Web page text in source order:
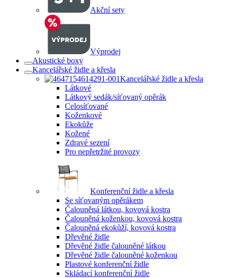
Akční sety
Výprodej
Akustické boxy
Kancelářské židle a křesla
Kancelářské židle a křesla
Látkové
Látkový sedák/síťovaný opěrák
Celosíťované
Koženkové
Ekokůže
Kožené
Zdravé sezení
Pro nepřetržité provozy
Konferenční židle a křesla
Se síťovaným opěrákem
Čalouněná látkou, kovová kostra
Čalouněná koženkou, kovová kostra
Čalouněná ekokůží, kovová kostra
Dřevěné židle
Dřevěné židle čalouněné látkou
Dřevěné židle čalouněné koženkou
Plastové konferenční židle
Skládací konferenční židle